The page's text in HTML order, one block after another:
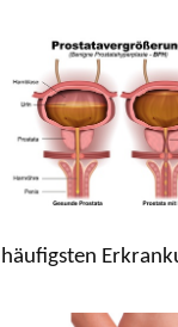
häufigsten